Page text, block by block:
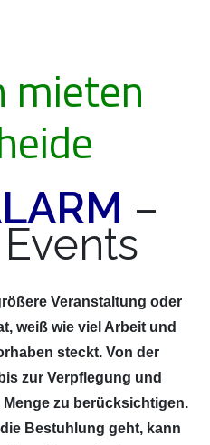
mieten
–
Events
Veranstaltung oder
weiß wie viel Arbeit und
steckt. Von der
zur Verpflegung und
zu berücksichtigen.
Bestuhlung geht, kann